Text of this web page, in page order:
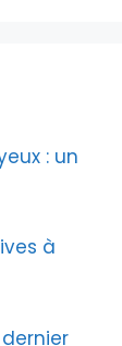
: un
à